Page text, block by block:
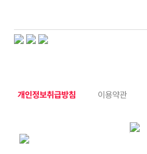
개인정보취급방침 이용약관